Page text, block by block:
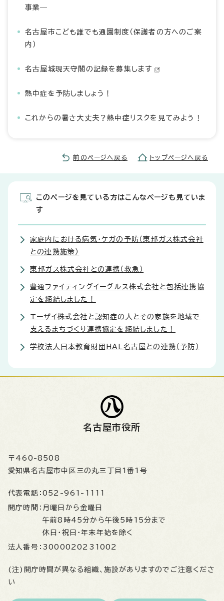
事業―
名古屋市こども誰でも通園制度（保護者の方へのご案
内）
名古屋城現天守閣の記録を募集します
熱中症を予防しましょう！
これからの暑さ大丈夫？熱中症リスクを見てみよう！
前のページへ戻る トップページへ戻る
このページを見ている方はこんなページも見ていま
す
家庭内における病気・ケガの予防（東邦ガス株式会社
との連携施策）
東邦ガス株式会社との連携（救急）
豊通ファイティングイーグルス株式会社と包括連携協
定を締結しました！
エーザイ株式会社と認知症の人とその家族を地域で
支えるまちづくり連携協定を締結しました！
学校法人日本教育財団HAL名古屋との連携（予防）
名古屋市役所
〒460-8508
愛知県名古屋市中区三の丸三丁目1番1号
代表電話： 052-961-1111
開庁時間： 月曜日から金曜日
午前8時45分から午後5時15分まで
休日・祝日・年末年始を除く
法人番号： 3000020231002
(注)開庁時間が異なる組織、施設がありますのでご注意くださ
い